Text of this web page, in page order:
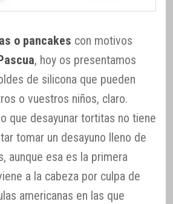
o pancakes con motivos
, hoy os presentamos
de silicona que pueden
o vuestros niños, claro.
que desayunar tortitas no tiene
tomar un desayuno lleno de
aunque esa es la primera
a la cabeza por culpa de
americanas en las que